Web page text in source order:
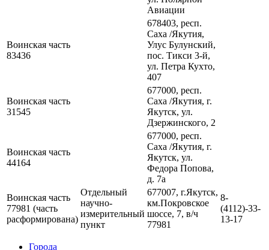
Авиации
Воинская часть
83436
678403, респ.
Саха /Якутия,
Улус Булунский,
пос. Тикси 3-й,
ул. Петра Кухто,
407
Воинская часть
31545
677000, респ.
Саха /Якутия, г.
Якутск, ул.
Дзержинского, 2
Воинская часть
44164
677000, респ.
Саха /Якутия, г.
Якутск, ул.
Федора Попова,
д. 7а
Воинская часть
77981 (часть
расформирована)
Отдельный
научно-
измерительный
пункт
677007, г.Якутск,
км.Покровское
шоссе, 7, в/ч
77981
8-
(4112)-33-
13-17
Города